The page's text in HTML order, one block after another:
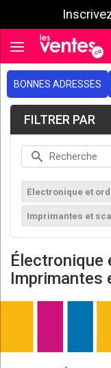
Toggle navigation
BONNES ADRESSES
FILTRER PAR
Électronique et
Imprimantes et
Électronique
Imprimantes